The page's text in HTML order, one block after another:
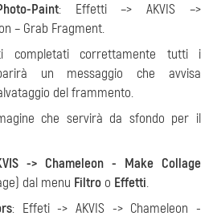
Paint: Effetti –> AKVIS –>
– Grab Fragment.
completati correttamente tutti i
un messaggio che avvisa
del frammento.
che servirà da sfondo per il
-> Chameleon - Make Collage
dal menu Filtro o Effetti.
: Effeti -> AKVIS -> Chameleon -